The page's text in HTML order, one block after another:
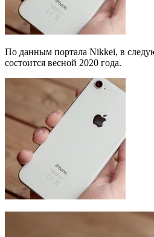
По данным портала Nikkei, в
состоится весной 2020 года.